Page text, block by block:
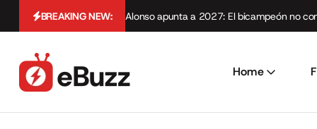
BREAKING NEW: Alonso apunta a 2027: El bicampeón no
Home